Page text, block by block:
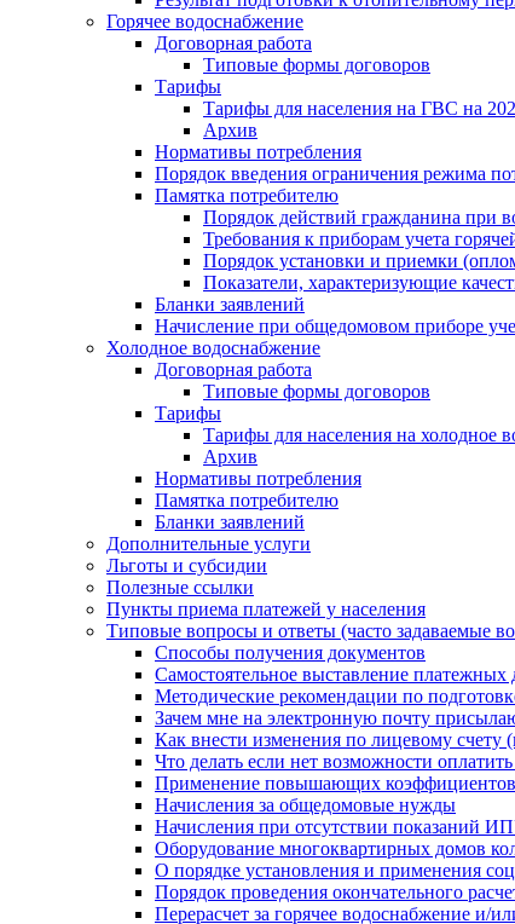
Горячее водоснабжение
Договорная работа
Типовые формы договоров
Тарифы
Тарифы для населения на ГВС на
Архив
Нормативы потребления
Порядок введения ограничения режима
Памятка потребителю
Порядок действий гражданина при
Требования к приборам учета
Порядок установки и приемки
Показатели, характеризующие
Бланки заявлений
Начисление при общедомовом приборе
Холодное водоснабжение
Договорная работа
Типовые формы договоров
Тарифы
Тарифы для населения на холодное
Архив
Нормативы потребления
Памятка потребителю
Бланки заявлений
Дополнительные услуги
Льготы и субсидии
Полезные ссылки
Пункты приема платежей у населения
Типовые вопросы и ответы (часто задаваемые
Способы получения документов
Самостоятельное выставление
Методические рекомендации по
Зачем мне на электронную почту
Как внести изменения по лицевому
Что делать если нет возможности
Применение повышающих коэффициентов
Начисления за общедомовые нужды
Начисления при отсутствии показаний
Оборудование многоквартирных домов
О порядке установления и применения
Порядок проведения окончательного
Перерасчет за горячее водоснабжение и/